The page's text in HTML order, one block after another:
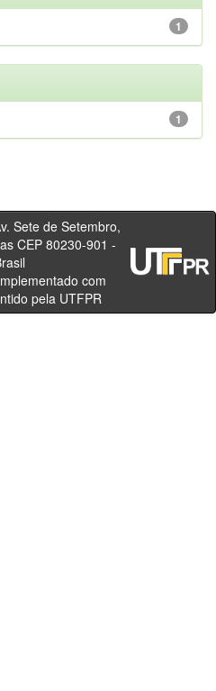
1
1
Setembro,
CEP 80230-901 -
PR - Brasil
com
pela UTFPR